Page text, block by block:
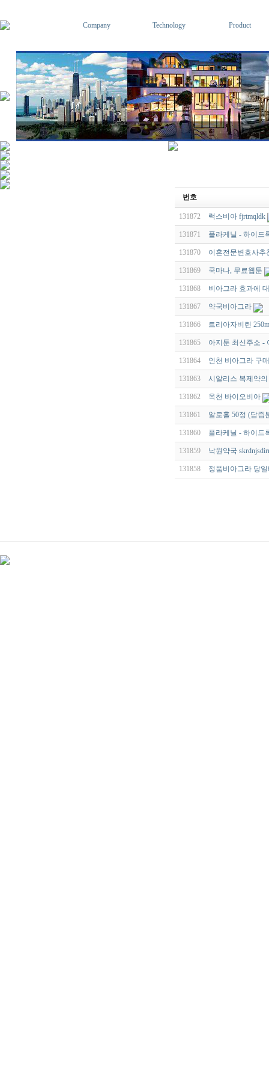
Company Technology Product
번호
131872 럭스비아 fjrtmqldk
131871 플라케닐 - 하이드
131870 이혼전문변호사
131869 쿡마나, 무료웹툰
131868 비아그라 효과에
131867 약국비아그라
131866 트리아자비린
131865 아지툰 최신주소 -
131864 인천 비아그라 구
131863 시알리스 복제약
131862 옥천 바이오비아
131861 알로홀 50정 (담
131860 플라케닐 - 하이드
131859 낙원약국
131858 정품비아그라 당